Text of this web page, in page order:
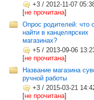
+3 / 2012-11-07
[не прочитана]
Опрос родителей: что
найти в канцелярских
магазинах?
+5 / 2013-09-06
[не прочитана]
Название магазина
ручной работы
+3 / 2015-03-21
[не прочитана]